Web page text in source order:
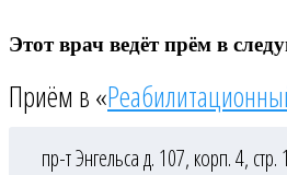
Этот врач ведёт прём в
Приём в «
пр-т Энгельса д. 107, корп. 4, стр. 1